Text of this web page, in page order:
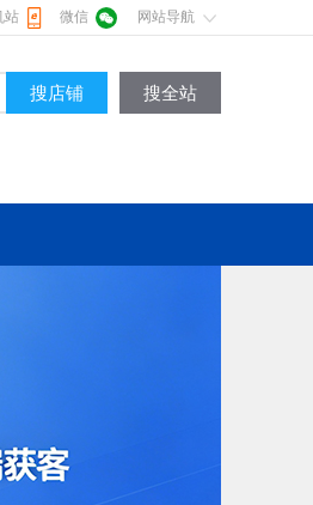
站 微信 网站导航
搜店铺 搜全站